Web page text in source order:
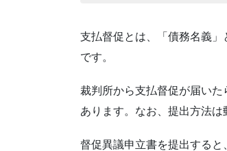
支払督促とは、「債務名義
です。
裁判所から支払督促が届い
あります。なお、提出方法は
督促異議申立書を提出すると